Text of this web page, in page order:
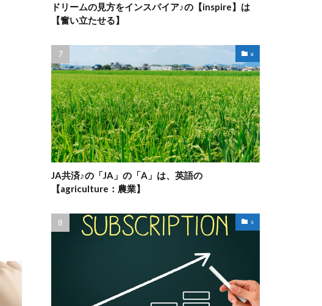
ドリームの見方をインスパイア♪の【inspire】は
【奮い立たせる】
a
JA共済♪の「JA」の「A」は、英語の
【agriculture：農業】
s